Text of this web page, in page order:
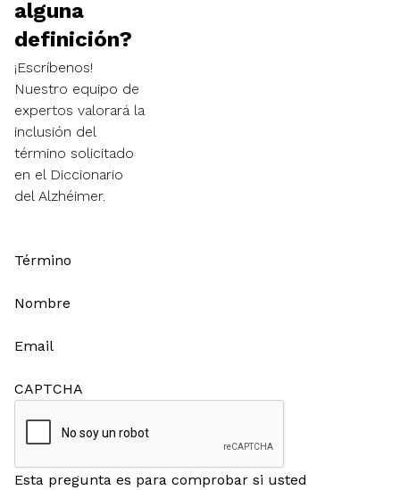
alguna
definición?
¡Escríbenos!
Nuestro equipo de
expertos valorará la
inclusión del
término solicitado
en el Diccionario
del Alzhéimer.
Término
Nombre
Email
CAPTCHA
Esta pregunta es para comprobar si usted